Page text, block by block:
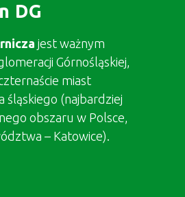
DG
jest ważnym
Górnośląskiej,
miast
śląskiego (najbardziej
obszaru w Polsce,
– Katowice).